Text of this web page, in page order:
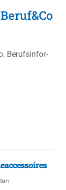
Berufs­in­for­